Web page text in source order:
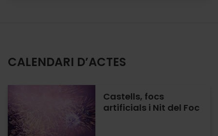
CALENDARI D’ACTES
Castells, focs
artificials i Nit del Foc